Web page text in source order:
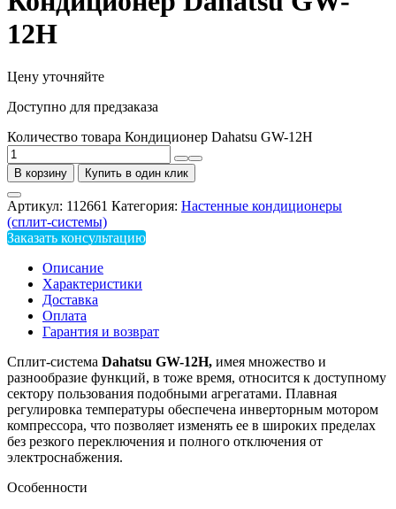
12H
Цену уточняйте
Доступно для предзаказа
Количество товара Кондиционер Dahatsu GW-12H
В корзину Купить в один клик
Артикул: 112661 Категория: Настенные кондиционеры
(сплит-системы)
Заказать консультацию
Описание
Характеристики
Доставка
Оплата
Гарантия и возврат
Сплит-система Dahatsu GW-12H, имея множество и
разнообразие функций, в тоже время, относится к доступному
сектору пользования подобными агрегатами. Плавная
регулировка температуры обеспечена инверторным мотором
компрессора, что позволяет изменять ее в широких пределах
без резкого переключения и полного отключения от
электроснабжения.
Особенности